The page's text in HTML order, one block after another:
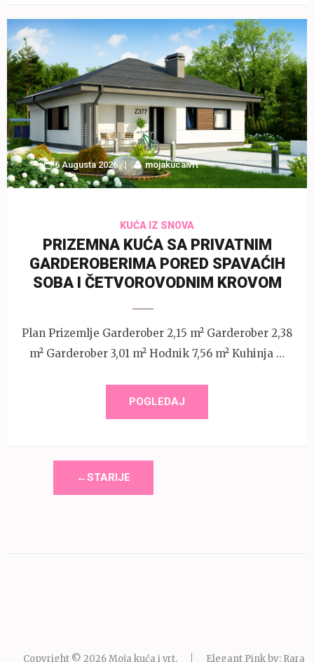
6 Augusta 2026 mojakucaivrt
KUĆA IZ SNOVA
PRIZEMNA KUĆA SA PRIVATNIM
GARDEROBERIMA PORED SPAVAĆIH
SOBA I ČETVOROVODNIM KROVOM
Plan Prizemlje Garderober 2,15 m² Garderober 2,38
m² Garderober 3,01 m² Hodnik 7,56 m² Kuhinja …
POGLEDAJ
←STARIJE
Copyright © 2026Moja kuća i vrt. Elegant Pink by: Rara